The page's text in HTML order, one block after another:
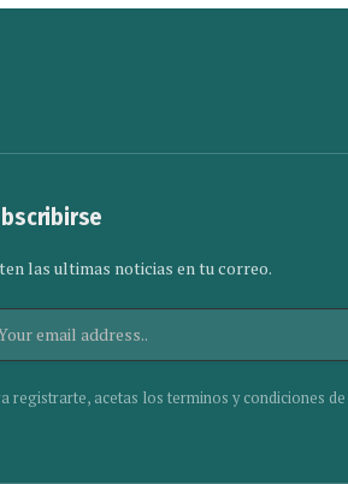
las ultimas noticias en tu correo.
registrarte, acetas los terminos y condiciones de